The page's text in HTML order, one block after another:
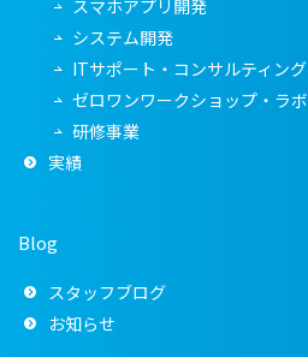
スマホアプリ開発
システム開発
ITサポート・コンサルティング
ゼロワンワークショップ・ラボ
研修事業
実績
Blog
スタッフブログ
お知らせ